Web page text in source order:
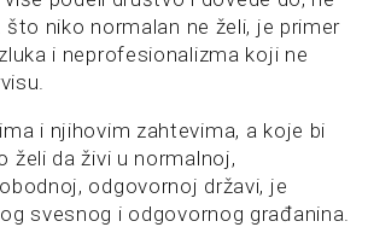
što niko normalan ne želi, je primer
i neprofesionalizma koji ne
i njihovim zahtevima, a koje bi
želi da živi u normalnoj,
odgovornoj državi, je
svesnog i odgovornog građanina.